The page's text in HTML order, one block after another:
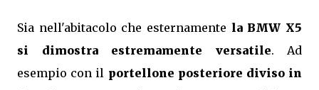
Sia nell'abitacolo che esternamente la BMW X5
si dimostra estremamente versatile. Ad
esempio con il portellone posteriore diviso in